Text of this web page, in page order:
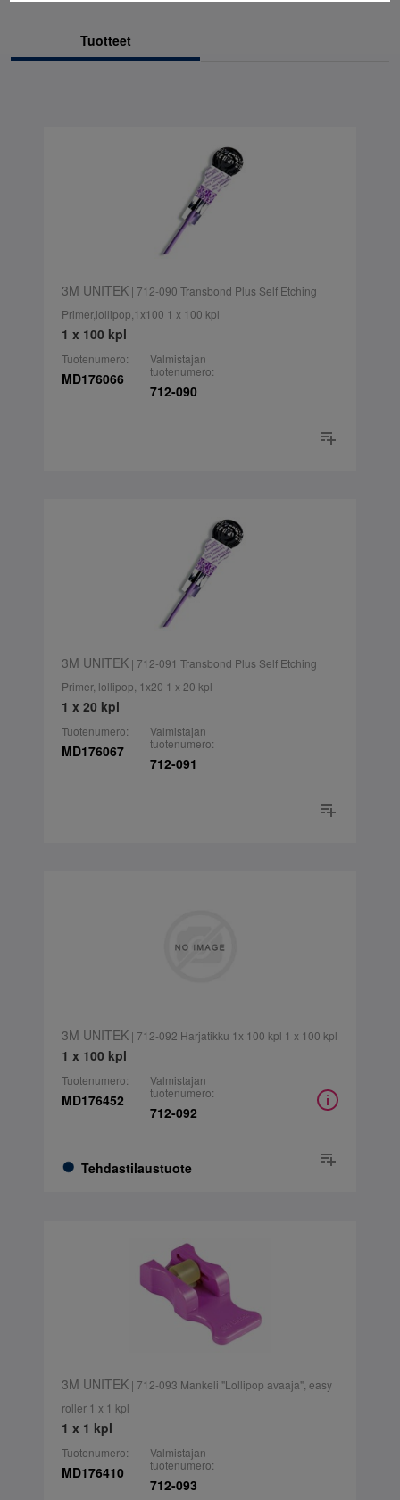
Tuotteet
3M UNITEK | 712-090 Transbond Plus Self Etching
Primer,lollipop,1x100 1 x 100 kpl
1 x 100 kpl
Tuotenumero:
MD176066
Valmistajan
tuotenumero:
712-090
3M UNITEK | 712-091 Transbond Plus Self Etching
Primer, lollipop, 1x20 1 x 20 kpl
1 x 20 kpl
Tuotenumero:
MD176067
Valmistajan
tuotenumero:
712-091
3M UNITEK | 712-092 Harjatikku 1x 100 kpl 1 x 100 kpl
1 x 100 kpl
Tuotenumero:
MD176452
Tehdastilaustuote
Valmistajan
tuotenumero:
712-092
3M UNITEK | 712-093 Mankeli "Lollipop avaaja", easy
roller 1 x 1 kpl
1 x 1 kpl
Tuotenumero:
MD176410
Valmistajan
tuotenumero:
712-093